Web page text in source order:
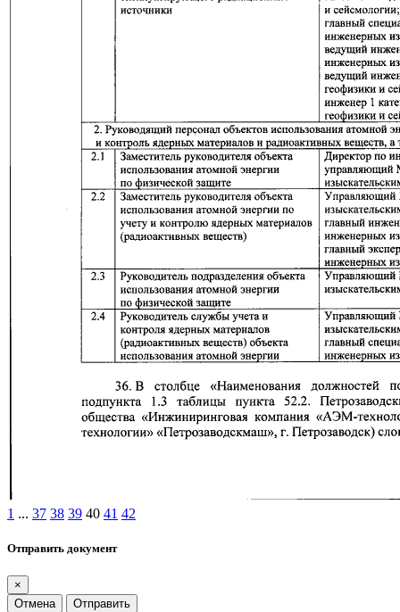
1 ... 37 38 39 40 41 42
Отправить документ
×
Отмена
Отправить